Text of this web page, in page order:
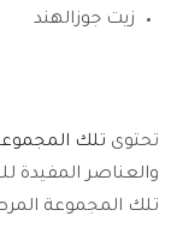
زيت جوزالهند
تحتوى تلك
والعناصر المفيدة
تلك المجموعة